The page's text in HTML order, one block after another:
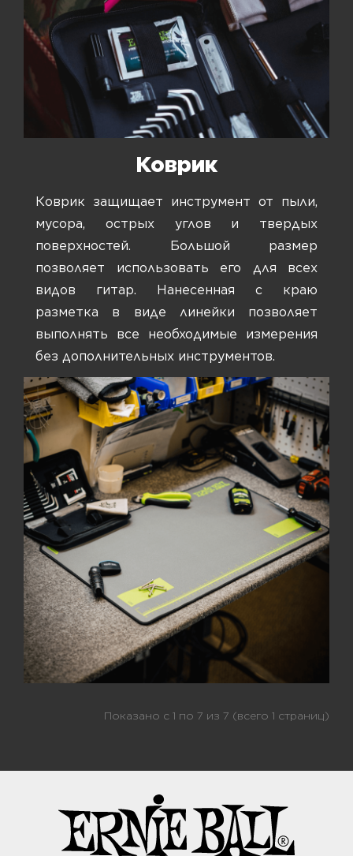
Коврик
Коврик защищает инструмент от пыли,
мусора, острых углов и твердых
поверхностей. Большой размер
позволяет использовать его для всех
видов гитар. Нанесенная с краю
разметка в виде линейки позволяет
выполнять все необходимые измерения
без дополнительных инструментов.
Показано с 1 по 7 из 7 (всего 1 страниц)